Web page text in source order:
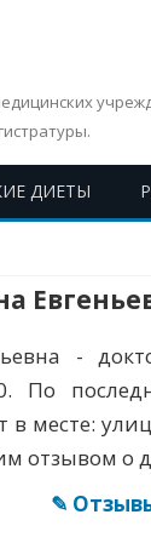
ДИЕТЫ
-
По
месте:
отзывом о
✎